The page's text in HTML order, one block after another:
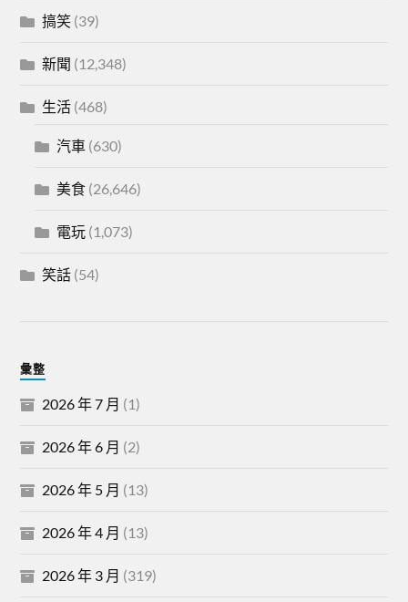
搞笑 (39)
新聞 (12,348)
生活 (468)
汽車 (630)
美食 (26,646)
電玩 (1,073)
笑話 (54)
彙整
2026 年 7 月 (1)
2026 年 6 月 (2)
2026 年 5 月 (13)
2026 年 4 月 (13)
2026 年 3 月 (319)